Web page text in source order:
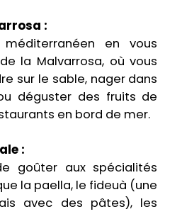
:
en vous
la Malvarrosa, où vous
sur le sable, nager dans
déguster des fruits de
en bord de mer.
:
goûter aux spécialités
la paella, le fideuà (une
avec des pâtes), les